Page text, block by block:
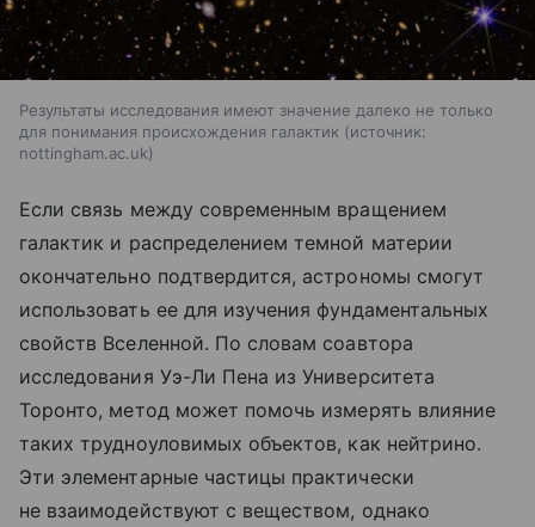
Результаты исследования имеют значение далеко не только
для понимания происхождения галактик
источник:
nottingham.ac.uk
Если связь между современным вращением
галактик и распределением темной материи
окончательно подтвердится, астрономы смогут
использовать ее для изучения фундаментальных
свойств Вселенной. По словам соавтора
исследования Уэ-Ли Пена из Университета
Торонто, метод может помочь измерять влияние
таких трудноуловимых объектов, как нейтрино.
Эти элементарные частицы практически
не взаимодействуют с веществом, однако